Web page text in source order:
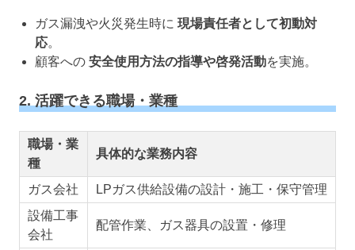
ガス漏洩や火災発生時に 現場責任者として初動対
応。
顧客への 安全使用方法の指導や啓発活動を実施。
2. 活躍できる職場・業種
職場・業
種
具体的な業務内容
ガス会社
LPガス供給設備の設計・施工・保守管理
設備工事
会社
配管作業、ガス器具の設置・修理